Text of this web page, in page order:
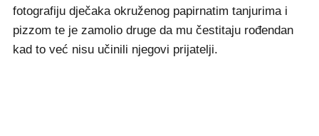
fotografiju dječaka okruženog papirnatim tanjurima i
pizzom te je zamolio druge da mu čestitaju rođendan
kad to već nisu učinili njegovi prijatelji.